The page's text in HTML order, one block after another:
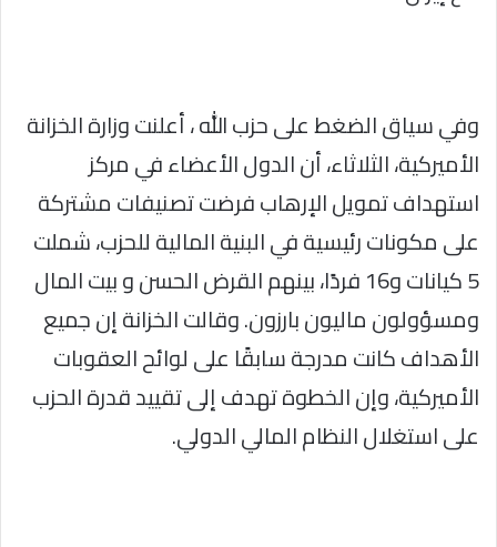
وفي سياق الضغط على حزب الله ، أعلنت وزارة الخزانة
الأميركية، الثلاثاء، أن الدول الأعضاء في مركز
استهداف تمويل الإرهاب فرضت تصنيفات مشتركة
على مكونات رئيسية في البنية المالية للحزب، شملت
5 كيانات و16 فردًا، بينهم القرض الحسن و بيت المال
ومسؤولون ماليون بارزون. وقالت الخزانة إن جميع
الأهداف كانت مدرجة سابقًا على لوائح العقوبات
الأميركية، وإن الخطوة تهدف إلى تقييد قدرة الحزب
على استغلال النظام المالي الدولي.